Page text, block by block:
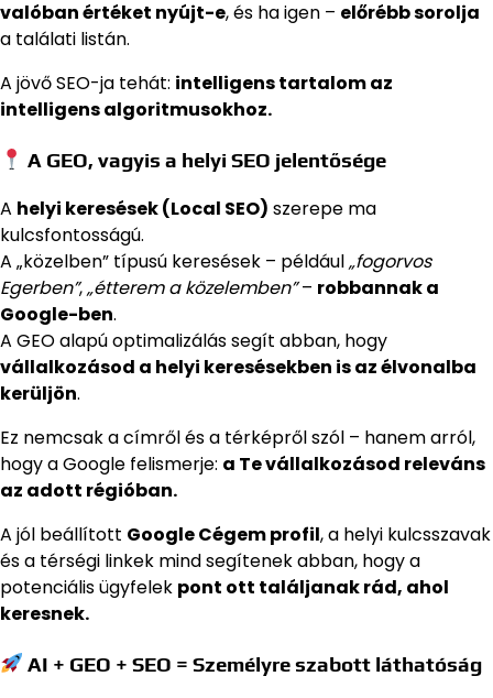
valóban értéket nyújt-e, és ha igen – előrébb sorolja
a találati listán.
A jövő SEO-ja tehát: intelligens tartalom az
intelligens algoritmusokhoz.
A GEO, vagyis a helyi SEO jelentősége
A helyi keresések (Local SEO) szerepe ma
kulcsfontosságú.
A „közelben” típusú keresések – például„fogorvos
Egerben”,„étterem a közelemben”– robbannak a
Google-ben.
A GEO alapú optimalizálás segít abban, hogy
vállalkozásod a helyi keresésekben is az élvonalba
kerüljön.
Ez nemcsak a címről és a térképről szól – hanem arról,
hogy a Google felismerje: a Te vállalkozásod releváns
az adott régióban.
A jól beállított Google Cégem profil, a helyi kulcsszavak
és a térségi linkek mind segítenek abban, hogy a
potenciális ügyfelek pont ott találjanak rád, ahol
keresnek.
AI + GEO + SEO = Személyre szabott láthatóság